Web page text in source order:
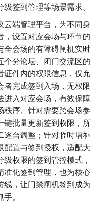
签到管理等场景需求。
云端管理平台，为不同身
，设置对应会场与环节的
全会场的有障碍闸机实时
个分论坛、闭门交流区的
证件内的权限信息，仅允
者完成签到入场，无权限
进入对应会场，有效保障
秩序。针对需要跨会场参
键批量更新签到权限，所
逐台调整；针对临时增补
配置与签到授权，适配大
权限的签到管控模式，
准化签到管理，也为核心
线，让门禁闸机签到成为
。